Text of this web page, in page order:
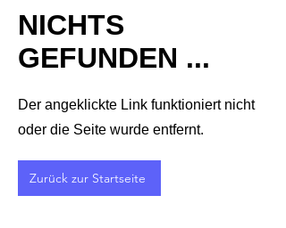
NICHTS
GEFUNDEN ...
Der angeklickte Link funktioniert nicht
oder die Seite wurde entfernt.
Zurück zur Startseite